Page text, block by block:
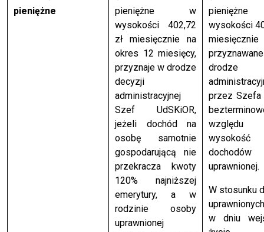
pieniężne
pieniężne w
wysokości 402,72
zł miesięcznie na
okres 12 miesięcy,
przyznaje w drodze
decyzji
administracyjnej
Szef UdSKiOR,
jeżeli dochód na
osobę samotnie
gospodarującą nie
przekracza kwoty
120% najniższej
emerytury, a w
rodzinie osoby
uprawnionej
wysokości
miesięcznie
drodze
przez Szefa
wysokość
dochodów
uprawnionej.
W stosunku
w dniu